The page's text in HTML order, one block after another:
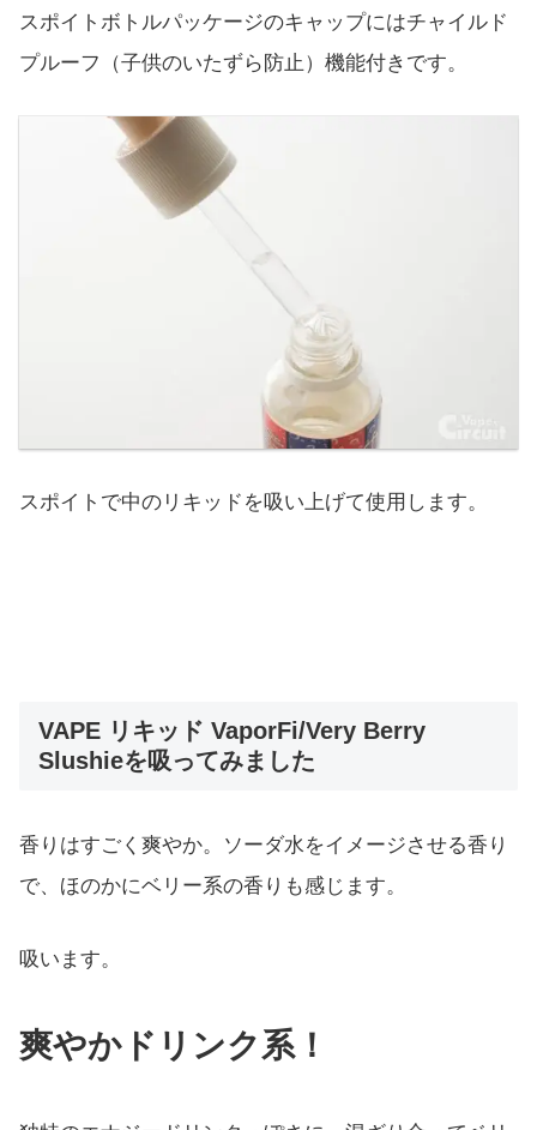
スポイトボトルパッケージのキャップにはチャイルド
プルーフ（子供のいたずら防止）機能付きです。
スポイトで中のリキッドを吸い上げて使用します。
VAPE リキッド VaporFi/Very Berry
Slushieを吸ってみました
香りはすごく爽やか。ソーダ水をイメージさせる香り
で、ほのかにベリー系の香りも感じます。
吸います。
爽やかドリンク系！